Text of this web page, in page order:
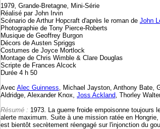
1979, Grande-Bretagne, Mini-Série
Réalisé par John Irvin
Scénario de Arthur Hopcraft d'après le roman de John
Photographie de Tony Pierce-Roberts
Musique de Geoffrey Burgon
Décors de Austen Spriggs
Costumes de Joyce Mortlock
Montage de Chris Wimble & Clare Douglas
Scripte de Frances Alcock
Durée 4 h 50
Avec Alec Guinness, Michael Jayston, Anthony Bate,
Aldridge, Alexander Knox, Joss Ackland, Thorley
Résumé : 1973. La guerre froide empoisonne
alerte maximum. Suite à une mission ratée en
est bientôt secrètement réengagé sur l'injonction du